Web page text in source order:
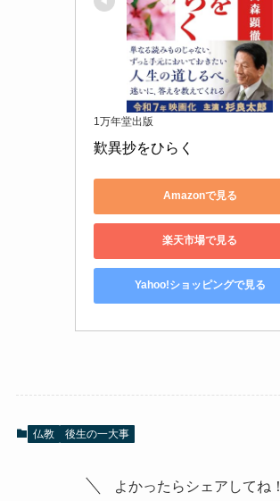
1万年堂出版
歎異抄をひらく
Amazonで見る
楽天市場で見る
Yahoo!ショッピングで見る
仏教 後生の一大事
よかったらシェアしてね！